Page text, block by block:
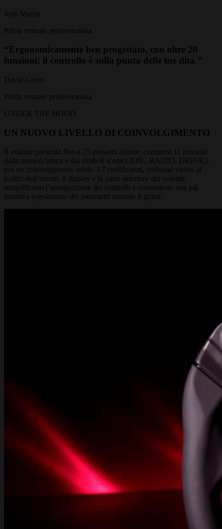
Josh Martin
Pilota virtuale professionista
“Ergonomicamente ben progettato, con oltre 20
funzioni: il controllo è sulla punta delle tue dita.”
David Greco
Pilota virtuale professionista
UNDER THE HOOD
UN NUOVO LIVELLO DI COINVOLGIMENTO
Il volante presenta fino a 25 pulsanti azione, compresi 11 pulsanti
dalla nomenclatura e dai simboli iconici (OIL, RADIO, DRINK),
per un coinvolgimento totale. I 7 codificatori, collocati vicino ai
pollici dell’utente, il display e la parte inferiore del volante,
semplificano l’assegnazione dei controlli e consentono una più
intuitiva regolazione dei parametri durante il gioco.